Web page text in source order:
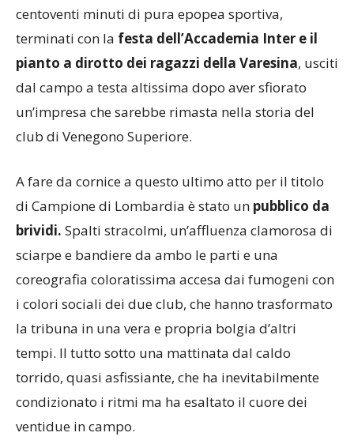
centoventi minuti di pura epopea sportiva,
terminati con la festa dell’Accademia Inter e il
pianto a dirotto dei ragazzi della Varesina, usciti
dal campo a testa altissima dopo aver sfiorato
un’impresa che sarebbe rimasta nella storia del
club di Venegono Superiore.
A fare da cornice a questo ultimo atto per il titolo
di Campione di Lombardia è stato un pubblico da
brividi. Spalti stracolmi, un’affluenza clamorosa di
sciarpe e bandiere da ambo le parti e una
coreografia coloratissima accesa dai fumogeni con
i colori sociali dei due club, che hanno trasformato
la tribuna in una vera e propria bolgia d’altri
tempi. Il tutto sotto una mattinata dal caldo
torrido, quasi asfissiante, che ha inevitabilmente
condizionato i ritmi ma ha esaltato il cuore dei
ventidue in campo.